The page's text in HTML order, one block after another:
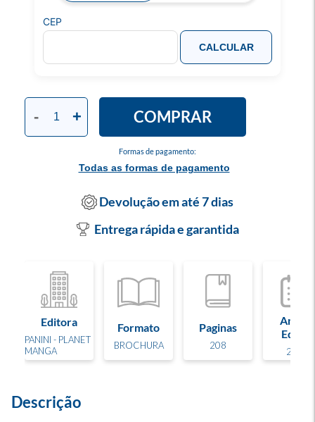
Formas de pagamento:
Todas as formas de pagamento
- + COMPRAR
CEP
CALCULAR
Devolução em até 7 dias
Entrega rápida e garantida
Editora
PANINI - PLANET
MANGA
Formato
BROCHURA
Paginas
208
Ano de
Edição
2025
Descrição